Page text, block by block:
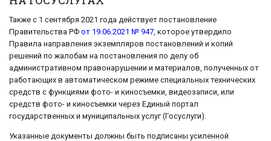
Также с 1 сентября 2021 года действует постановление
Правительства РФ от 19.06.2021 № 947 , которое утвердило
Правила направления экземпляров постановлений и копий
решений по жалобам на постановления по делу об
административном правонарушении и материалов, полученных от
работающих в автоматическом режиме специальных технических
средств с функциями фото- и киносъемки, видеозаписи, или
средств фото- и киносъемки через Единый портал
государственных и муниципальных услуг (Госуслуги).
Указанные документы должны быть подписаны усиленной